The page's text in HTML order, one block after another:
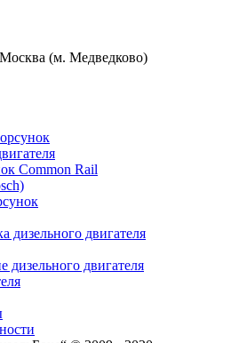
(м. Медведково)
Common Rail
дизельного двигателя
дизельного двигателя